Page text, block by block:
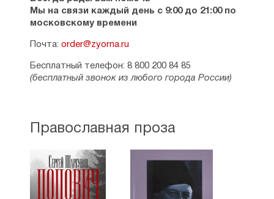
Мы на связи каждый день с 9:00 до 21:00 по
московскому времени
Почта: order@zyorna.ru
Бесплатный телефон: 8 800 200 84 85
(бесплатный звонок из любого города России)
Православная проза